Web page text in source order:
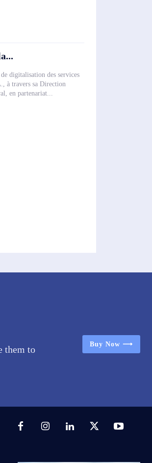
digitalisation des services
à travers sa Direction
en partenariat...
them to
Buy Now ⟶